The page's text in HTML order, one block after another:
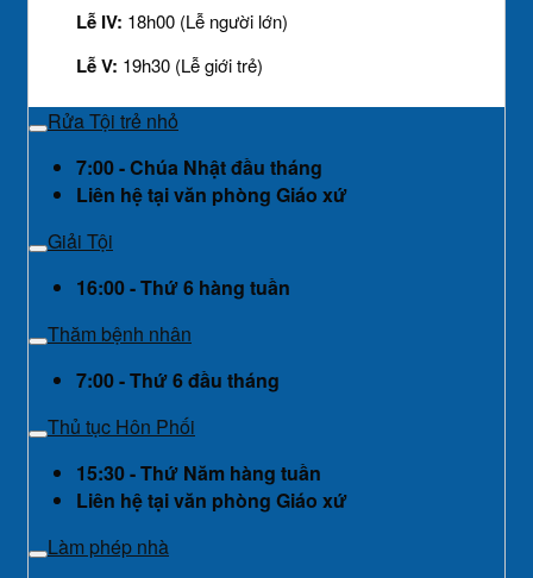
Lễ IV: 18h00 (Lễ người lớn)
Lễ V: 19h30 (Lễ giới trẻ)
Rửa Tội trẻ nhỏ
7:00 - Chúa Nhật đầu tháng
Liên hệ tại văn phòng Giáo xứ
Giải Tội
16:00 - Thứ 6 hàng tuần
Thăm bệnh nhân
7:00 - Thứ 6 đầu tháng
Thủ tục Hôn Phối
15:30 - Thứ Năm hàng tuần
Liên hệ tại văn phòng Giáo xứ
Làm phép nhà